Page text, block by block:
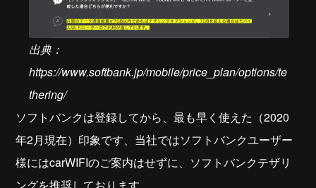
出典：
https://www.softbank.jp/mobile/price_plan/options/te
thering/
ソフトバンクは登録してから、最も早く使えた（2020
年2月現在）印象です、当社ではソフトバンクユーザー
様にはcarWIFIのご案内はせずに、ソフトバンクテザリ